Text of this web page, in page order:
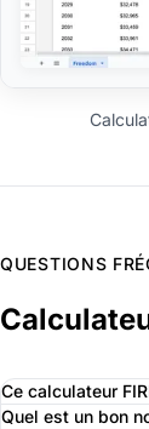
QUESTIONS
Ce calculateur
Quel est un bon